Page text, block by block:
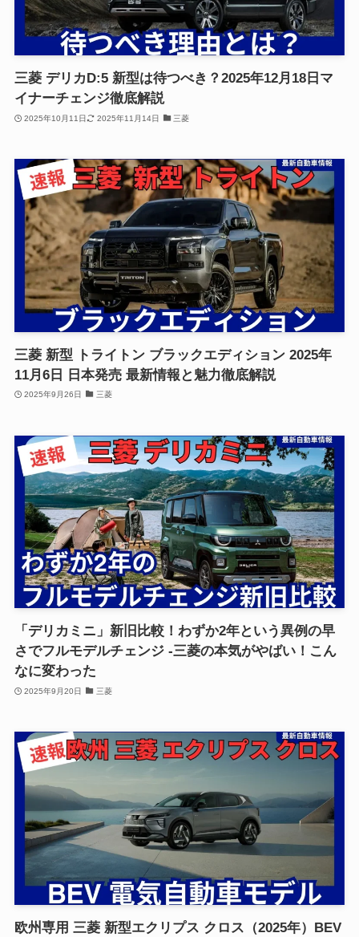
三菱 デリカD:5 新型は待つべき？2025年12月18日マ
イナーチェンジ徹底解説
2025年10月11日 2025年11月14日 三菱
三菱 新型 トライトン ブラックエディション 2025年
11月6日 日本発売 最新情報と魅力徹底解説
2025年9月26日 三菱
「デリカミニ」新旧比較！わずか2年という異例の早
さでフルモデルチェンジ -三菱の本気がやばい！こん
なに変わった
2025年9月20日 三菱
欧州専用 三菱 新型エクリプス クロス（2025年）BEV